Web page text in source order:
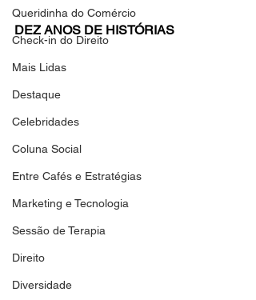
Queridinha do Comércio
Check-in do Direito
Mais Lidas
Destaque
Celebridades
Coluna Social
Entre Cafés e Estratégias
Marketing e Tecnologia
Sessão de Terapia
Direito
Diversidade
DEZ ANOS DE HISTÓRIAS